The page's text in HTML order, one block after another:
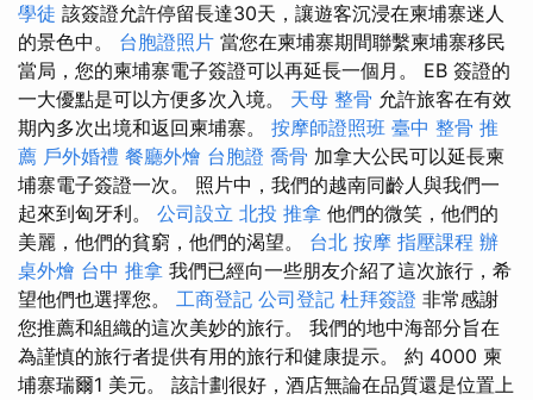
學徒 該簽證允許停留長達30天，讓遊客沉浸在柬埔寨迷人
的景色中。 台胞證照片 當您在柬埔寨期間聯繫柬埔寨移民
當局，您的柬埔寨電子簽證可以再延長一個月。 EB 簽證的
一大優點是可以方便多次入境。 天母 整骨 允許旅客在有效
期內多次出境和返回柬埔寨。 按摩師證照班 臺中 整骨 推
薦 戶外婚禮 餐廳外燴 台胞證 喬骨 加拿大公民可以延長柬
埔寨電子簽證一次。 照片中，我們的越南同齡人與我們一
起來到匈牙利。 公司設立 北投 推拿 他們的微笑，他們的
美麗，他們的貧窮，他們的渴望。 台北 按摩 指壓課程 辦
桌外燴 台中 推拿 我們已經向一些朋友介紹了這次旅行，希
望他們也選擇您。 工商登記 公司登記 杜拜簽證 非常感謝
您推薦和組織的這次美妙的旅行。 我們的地中海部分旨在
為謹慎的旅行者提供有用的旅行和健康提示。 約 4000 柬
埔寨瑞爾1 美元。 該計劃很好，酒店無論在品質還是位置上